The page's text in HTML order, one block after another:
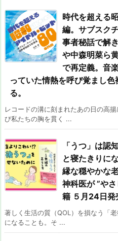
時代を超える
編。サブスク
事者秘話で解
や中森明菜ら
で再定義。音
っていた情熱を呼び覚まし
る。
レコードの溝に刻まれたあの日の高
び私たちの胸を貫く ...
「うつ」は認
と寝たきりに
縁な穏やかな
神科医が ”や
籍 ５月24日発
著しく生活の質（QOL）を損なう「
になることも。そ ...